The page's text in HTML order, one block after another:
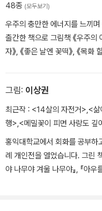
48종 (모두보기)
우주의 충만한 에너지를 느끼
출간한 책으로 그림책 《우주의
자》, 《좋은 날엔 꽃떡》, 《목화
《가족을 지켜라!》, 《지구를 지
식정보책 《건강을 위한 먹거리
량》, 《우리는 지구별에 어떻게
곰을 구해 줘!》 등이 있습니다.
그림: 이상권
최근작 : <14살의 자전거>,<삶
행>,<메밀꽃이 피면 사랑도 깊
홍익대학교에서 회화를 공부하
례 개인전을 열었습니다. 그린
야 나무야 겨울 나무야』, 『아우